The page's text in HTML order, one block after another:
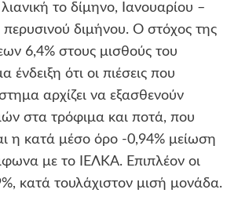
το δίμηνο, Ιανουαρίου –
διμήνου. Ο στόχος της
6,4% στους μισθούς του
ότι οι πιέσεις που
αρχίζει να εξασθενούν
στα τρόφιμα και ποτά, που
η κατά μέσο όρο -0,94% μείωση
με το ΙΕΛΚΑ. Επιπλέον οι
κατά τουλάχιστον μισή μονάδα.